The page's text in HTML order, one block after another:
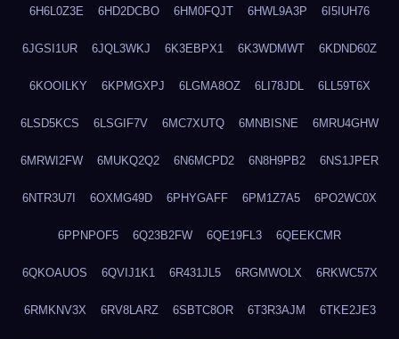
6H6L0Z3E 6HD2DCBO 6HM0FQJT 6HWL9A3P 6I5IUH76
6JGSI1UR 6JQL3WKJ 6K3EBPX1 6K3WDMWT 6KDND60Z
6KOOILKY 6KPMGXPJ 6LGMA8OZ 6LI78JDL 6LL59T6X
6LSD5KCS 6LSGIF7V 6MC7XUTQ 6MNBISNE 6MRU4GHW
6MRWI2FW 6MUKQ2Q2 6N6MCPD2 6N8H9PB2 6NS1JPER
6NTR3U7I 6OXMG49D 6PHYGAFF 6PM1Z7A5 6PO2WC0X
6PPNPOF5 6Q23B2FW 6QE19FL3 6QEEKCMR
6QKOAUOS 6QVIJ1K1 6R431JL5 6RGMWOLX 6RKWC57X
6RMKNV3X 6RV8LARZ 6SBTC8OR 6T3R3AJM 6TKE2JE3